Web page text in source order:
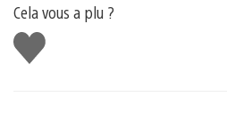
Cela vous a plu ?
J'aime